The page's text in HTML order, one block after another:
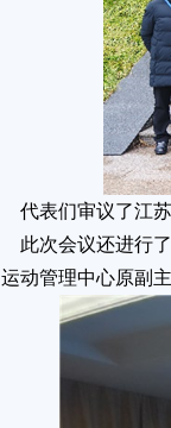
代表们审议了江苏
此次会议还进行
运动管理中心原副